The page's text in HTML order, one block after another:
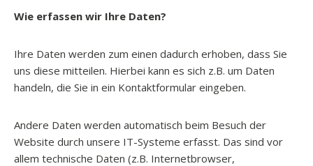
Wie erfassen wir Ihre Daten?
Ihre Daten werden zum einen dadurch erhoben, dass Sie
uns diese mitteilen. Hierbei kann es sich z.B. um Daten
handeln, die Sie in ein Kontaktformular eingeben.
Andere Daten werden automatisch beim Besuch der
Website durch unsere IT-Systeme erfasst. Das sind vor
allem technische Daten (z.B. Internetbrowser,